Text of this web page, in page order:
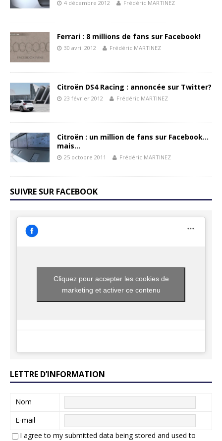
4 décembre 2012 Frédéric MARTINEZ
Ferrari : 8 millions de fans sur Facebook!
30 avril 2012 Frédéric MARTINEZ
Citroën DS4 Racing : annoncée sur Twitter?
23 février 2012 Frédéric MARTINEZ
Citroën : un million de fans sur Facebook…
mais…
25 octobre 2011 Frédéric MARTINEZ
SUIVRE SUR FACEBOOK
Cliquez pour accepter les cookies de
marketing et activer ce contenu
LETTRE D’INFORMATION
Nom
E-mail
I agree to my submitted data being stored and used to